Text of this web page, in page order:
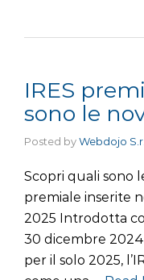
IRES
sono le
Posted byWebdojo
Scopri quali sono
premiale inserite
2025 Introdotta
30 dicembre
per il solo 2025,